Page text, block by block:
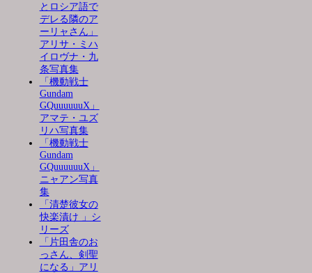
とロシア語で
デレる隣のア
ーリャさん」
アリサ・ミハ
イロヴナ・九
条写真集
「機動戦士
Gundam
GQuuuuuuX」
アマテ・ユズ
リハ写真集
「機動戦士
Gundam
GQuuuuuuX」
ニャアン写真
集
「清楚彼女の
快楽漬け 」シ
リーズ
「片田舎のお
っさん、剣聖
になる」アリ